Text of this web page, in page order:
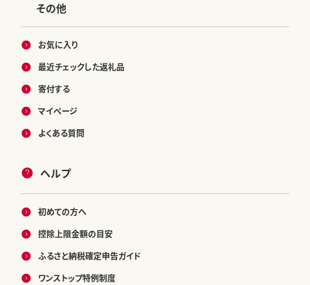
その他
お気に入り
最近チェックした返礼品
寄付する
マイページ
よくある質問
ヘルプ
初めての方へ
控除上限金額の目安
ふるさと納税確定申告ガイド
ワンストップ特例制度